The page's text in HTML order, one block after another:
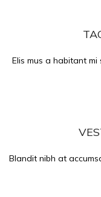
Elis mus a habitant
Blandit nibh at